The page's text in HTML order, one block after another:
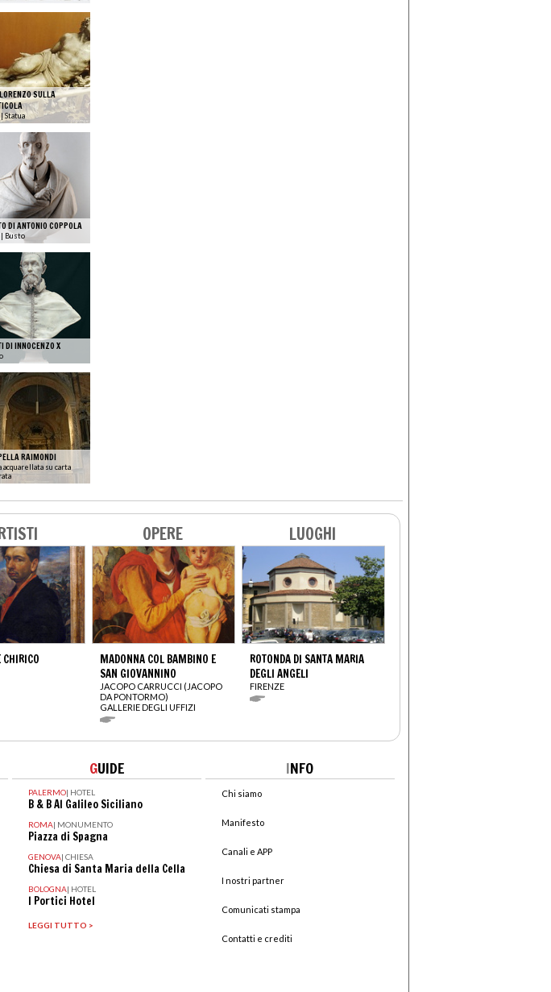
SULLA
Statua
DI ANTONIO COPPOLA
| Busto
DI INNOCENZO X
RAIMONDI
acquarellata su carta
CHIRICO
OPERE
MADONNA COL BAMBINO E
SAN GIOVANNINO
JACOPO CARRUCCI (JACOPO
DA PONTORMO)
GALLERIE DEGLI UFFIZI
LUOGHI
ROTONDA DI SANTA MARIA
DEGLI ANGELI
FIRENZE
GUIDE
PALERMO| HOTEL
B & B Al Galileo Siciliano
ROMA| MONUMENTO
Piazza di Spagna
GENOVA| CHIESA
Chiesa di Santa Maria della Cella
BOLOGNA| HOTEL
I Portici Hotel
LEGGI TUTTO >
INFO
Chi siamo
Manifesto
Canali e APP
I nostri partner
Comunicati stampa
Contatti e crediti